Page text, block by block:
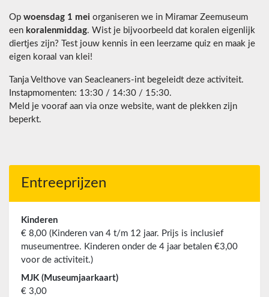
Op woensdag 1 mei organiseren we in Miramar Zeemuseum
een koralenmiddag. Wist je bijvoorbeeld dat koralen eigenlijk
diertjes zijn? Test jouw kennis in een leerzame quiz en maak je
eigen koraal van klei!
Tanja Velthove van Seacleaners-int begeleidt deze activiteit.
Instapmomenten: 13:30 / 14:30 / 15:30.
Meld je vooraf aan via onze website, want de plekken zijn
beperkt.
Entreeprijzen
Kinderen
€ 8,00 (Kinderen van 4 t/m 12 jaar. Prijs is inclusief
museumentree. Kinderen onder de 4 jaar betalen €3,00
voor de activiteit.)
MJK (Museumjaarkaart)
€ 3,00